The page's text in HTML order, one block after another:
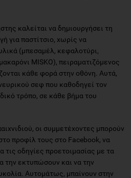
καλείται να δημιουργήσει τη
για παστίτσιο, χωρίς να
(μπεσαμέλ, κεφαλοτύρι,
MISKO), πειραματιζόμενος
κάθε φορά στην οθόνη. Αυτά,
σεφ που καθοδηγεί τον
τρόπο, σε κάθε βήμα του
οι συμμετέχοντες μπορούν
προφίλ τους στο Facebook, να
οδηγίες προετοιμασίας με τα
την εκτυπώσουν και να την
Αυτομάτως, μπαίνουν στην